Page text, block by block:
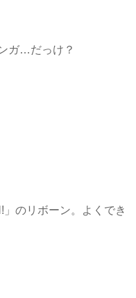
ガ…だっけ？
のリボーン。よくでき